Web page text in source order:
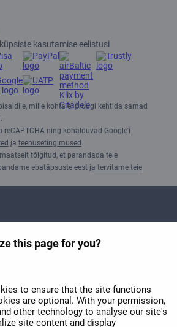
this page for you?
to ensure that the site functions
are optional. With your permission,
other technology to analyse our site's
site content and display
kasutamise eelistusi
mille kohta ei pruugi kehtida samad
reCAPTCHA ning kohalduvad Google'i
ja teenusetingimused .
tõlgitud, et parandada teie
ebatäpsuste eest ja tervitame teie